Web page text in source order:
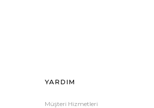
YARDIM
Müşteri Hizmetleri